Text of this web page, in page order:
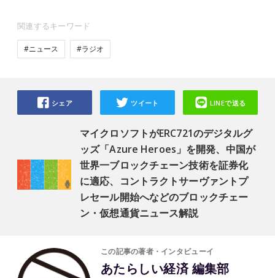
関連するキーワード
#ニュース #ラジオ
マイクロソフトがERC721のデジタルグ
ッズ「Azure Heroes」を開発、中国が
世界一ブロックチェーン技術を証券化
に適応、コントラクトサーヴァントプ
レセール開始へなどのブロックチェー
ン・仮想通貨ニュース解説
シェア ツイート LINEで送る
この記事の著者・インタビューイ
あたらしい経済 編集部